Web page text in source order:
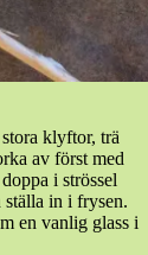
klyftor, trä
av först med
i strössel
ställa in i frysen.
en vanlig glass i